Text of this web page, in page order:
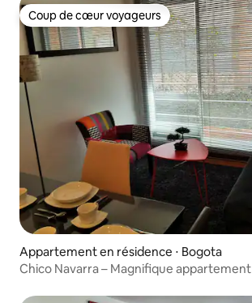
Coup de cœur voyageurs
Coup de cœur voyageurs
Appartement en résidence ⋅ Bogota
Chico Navarra – Magnifique appartement